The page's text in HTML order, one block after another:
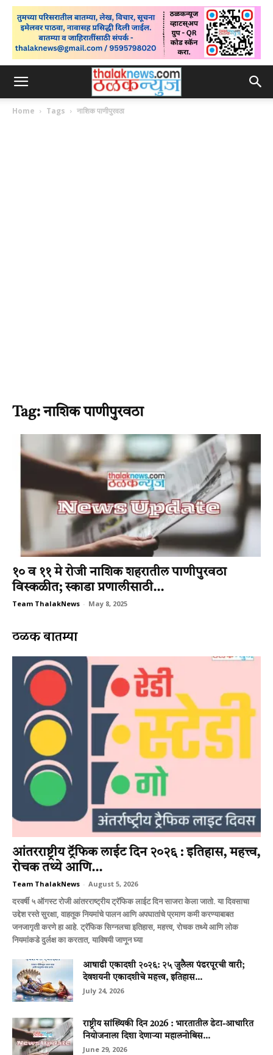
Home Tags नाशिक पाणीपुरवठा
Tag: नाशिक पाणीपुरवठा
१० व ११ मे रोजी नाशिक शहरातील पाणीपुरवठा
विस्कळीत; स्काडा प्रणालीसाठी...
Team ThalakNews - May 8, 2025
ठळक बातम्या
आंतरराष्ट्रीय ट्रॅफिक लाईट दिन २०२६ : इतिहास, महत्त्व,
रोचक तथ्ये आणि...
Team ThalakNews - August 5, 2026
दरवर्षी ५ ऑगस्ट रोजी आंतरराष्ट्रीय ट्रॅफिक लाईट दिन साजरा केला जातो. या दिवसाचा
उद्देश रस्ते सुरक्षा, वाहतूक नियमांचे पालन आणि अपघातांचे प्रमाण कमी करण्याबाबत
जनजागृती करणे हा आहे. ट्रॅफिक सिग्नलचा इतिहास, महत्त्व, रोचक तथ्ये आणि लोक
नियमांकडे दुर्लक्ष का करतात, याविषयी जाणून घ्या
आषाढी एकादशी २०२६: २५ जुलैला पंढरपूरची वारी;
देवशयनी एकादशीचे महत्त्व, इतिहास...
July 24, 2026
राष्ट्रीय सांख्यिकी दिन 2026 : भारतातील डेटा-आधारित
नियोजनाला दिशा देणाऱ्या महालनोबिस...
June 29, 2026